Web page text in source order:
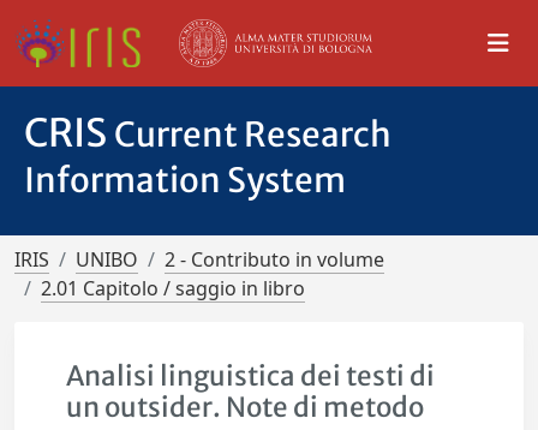
CRIS Current Research
Information System
IRIS UNIBO
2 - Contributo in volume
2.01 Capitolo / saggio in libro
Analisi linguistica dei testi di
un outsider. Note di metodo